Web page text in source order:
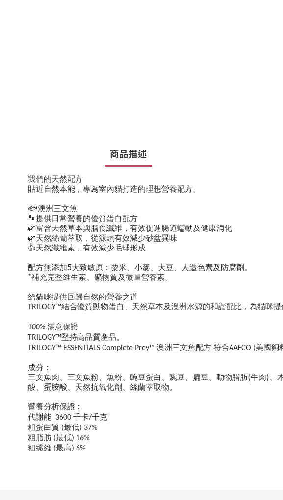
商品描述
我們的天然配方
貼近自然本能，專為室內貓打造的理想營養配方。
🐟澳洲三文魚
🐾提供日常營養的優質蛋白配方
🌿富含天然草本與膳食纖維，有效促進腸道蠕動及健康消化
🌿天然絲蘭萃取，從源頭有效減少砂盆異味
👍天然纖維素，有效減少毛球形成
配方無添加5大致敏原：粟米、小麥、大豆、人造色素及防腐劑。
*補充完整維生素、礦物質及微量營養素。
給貓咪提供回歸自然的營養之道
TRILOGY™結合優質動物蛋白、天然草本及澳洲水源的和諧配比，為貓咪提
100% 滿意保證
TRILOGY™堅持高品質產品。
TRILOGY™ ESSENTIALS Complete Prey™ 澳洲三文魚配方 符合AAFCO (美國飼
成分：
三文魚肉、三文魚粉、魚粉、豌豆蛋白、豌豆、扁豆、動物脂肪(牛肉) 、
酸、蛋胺酸、天然抗氧化劑、絲蘭萃取物。
營養分析保證：
代謝能 3600 千卡/千克
粗蛋白質 (最低) 37%
粗脂肪 (最低) 16%
粗纖維 (最高) 6%